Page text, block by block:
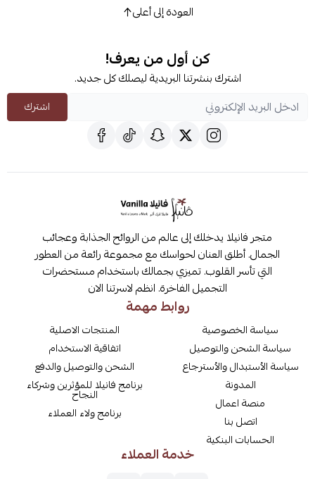
العودة إلى أعلى
كن أول من يعرف!
اشترك بنشرتنا البريدية ليصلك كل جديد.
اشترك
متجر فانيلا يدخلك إلى عالم من الروائح الجذابة وعجائب
الجمال. أطلق العنان لحواسك مع مجموعة رائعة من العطور
التي تأسر القلوب. تميزي بجمالك باستخدام مستحضرات
التجميل الفاخرة. انظم لاسرتنا الان
روابط مهمة
سياسة الخصوصية
سياسة الشحن والتوصيل
سياسة الأستبدال والأسترجاع
المدونة
منصة اعمال
اتصل بنا
الحسابات البنكية
المنتجات الاصلية
اتفاقية الاستخدام
الشحن والتوصيل والدفع
برنامج فانيلا للمؤثرين وشركاء
النجاح
برنامج ولاء العملاء
خدمة العملاء